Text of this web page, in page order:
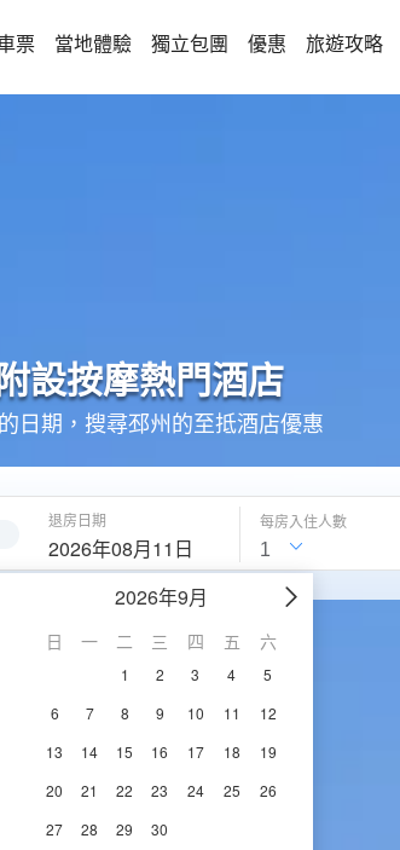
票 當地體驗 獨立包團 優惠 旅遊攻略
設按摩熱門酒店
日期，搜尋邳州的至抵酒店優惠
退房日期
2026年08月11日
2026年9月
日 一 二 三 四 五 六
1 2 3 4
5
6
7 8 9 10 11
12
13
14 15 16 17 18
19
20
21 22 23 24 25
26
27
28 29 30
每房入住人數